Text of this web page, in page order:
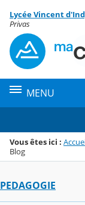
Menu de la
Contenu
Lycée Vincent
Privas
MENU
Vous êtes ici :
Blog
PEDAGOGIE